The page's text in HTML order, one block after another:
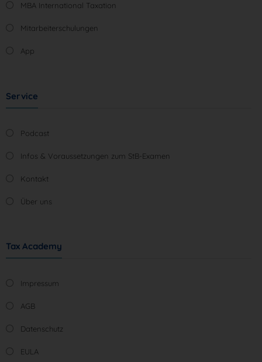
MBA International Taxation
Mitarbeiterschulungen
App
Service
Podcast
Infos & Voraussetzungen zum StB-Examen
Kontakt
Über uns
Tax Academy
Impressum
AGB
Datenschutz
EULA